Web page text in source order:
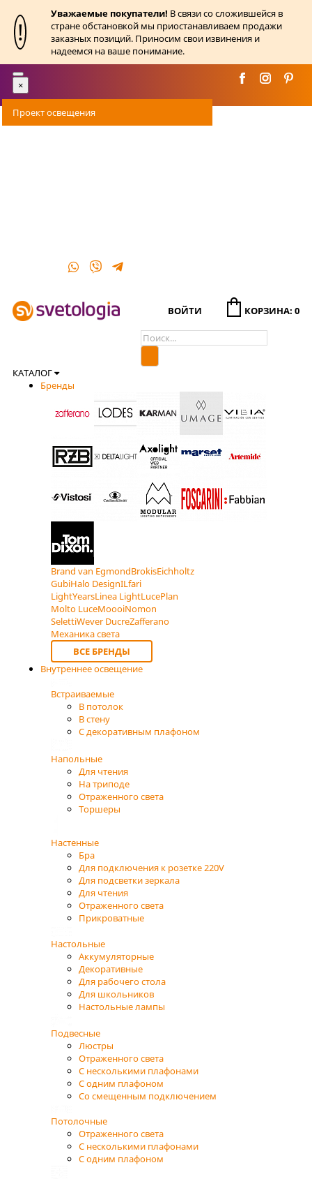
!
Уважаемые покупатели! В связи со сложившейся в
стране обстановкой мы приостанавливаем продажи
заказных позиций. Приносим свои извинения и
надеемся на ваше понимание.
Toggle
navigation
×
Проект освещения
ВОЙТИ КОРЗИНА: 0
КАТАЛОГ
Бренды
Brand van EgmondBrokisEichholtz
GubiHalo DesignILfari
LightYearsLinea LightLucePlan
Molto LuceMoooiNomon
SelettiWever DucreZafferano
Механика света
ВСЕ БРЕНДЫ
Внутреннее освещение
Встраиваемые
В потолок
В стену
С декоративным плафоном
Напольные
Для чтения
На триподе
Отраженного света
Торшеры
Настенные
Бра
Для подключения к розетке 220V
Для подсветки зеркала
Для чтения
Отраженного света
Прикроватные
Настольные
Аккумуляторные
Декоративные
Для рабочего стола
Для школьников
Настольные лампы
Подвесные
Люстры
Отраженного света
С несколькими плафонами
С одним плафоном
Со смещенным подключением
Потолочные
Отраженного света
С несколькими плафонами
С одним плафоном